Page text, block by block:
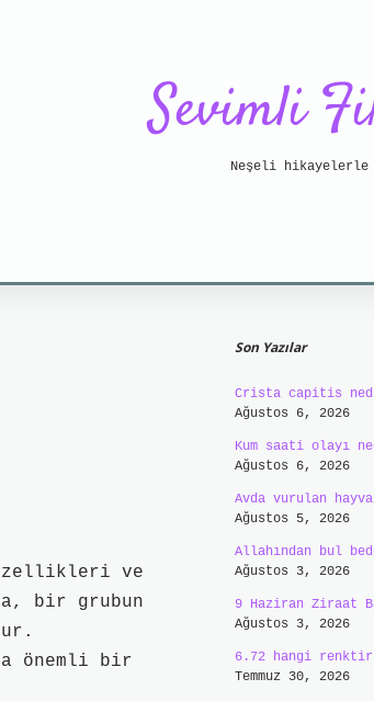
Sevimli
Neşeli hikayelerle
ve
bir grubun
önemli bir
Son Yazılar
Crista capitis
Ağustos 6, 2026
Kum saati olayı
Ağustos 6, 2026
Avda vurulan
Ağustos 5, 2026
Allahından bul
Ağustos 3, 2026
9 Haziran Ziraat
Ağustos 3, 2026
6.72 hangi
Temmuz 30, 2026